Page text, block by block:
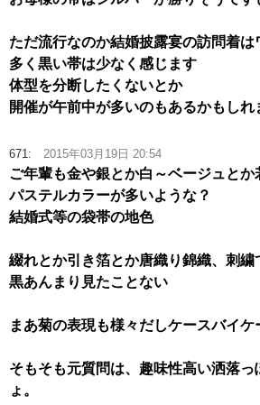
ただ流行なのか結婚披露宴の訪問着
多く黒い帯は少なく感じます
体型を分断したくないとか
開催が午前中が多いのもあるかもしれ
671: 2015年03月19日 20:54
ご年輩も金や銀とか白～ベージュと
パステルカラーが多いような？
結婚式等の袋帯の地色
綴れとか引き箔とか唐織り錦織、刺繍
黒あんまり見たことない
まあ菊の表現も様々だしケースバイケ
そもそも元質問は、趣味性高い洒落っ
ょ。